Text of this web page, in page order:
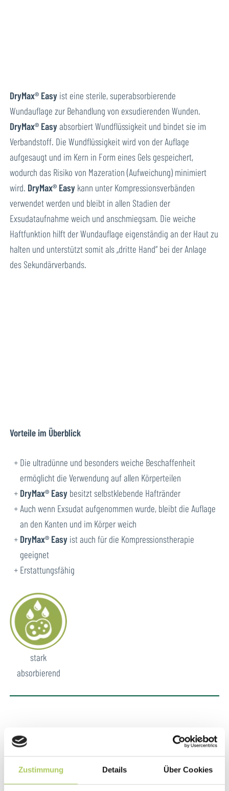
Zustimmung Details Über Cookies
DryMax® Easy ist eine sterile, superabsorbierende
Wundauflage zur Behandlung von exsudierenden Wunden.
DryMax® Easyabsorbiert Wundflüssigkeit und bindet sie im
Verbandstoff. Die Wundflüssigkeit wird von der Auflage
aufgesaugt und im Kern in Form eines Gels gespeichert,
wodurch das Risiko von Mazeration (Aufweichung) minimiert
wird. DryMax® Easy kann unter Kompressionsverbänden
verwendet werden und bleibt in allen Stadien der
Exsudataufnahme weich und anschmiegsam. Die weiche
Haftfunktion hilft der Wundauflage eigenständig an der Haut zu
halten und unterstützt somit als „dritte Hand“ bei der Anlage
des Sekundärverbands.
Vorteile im Überblick
Die ultradünne und besonders weiche Beschaffenheit
ermöglicht die Verwendung auf allen Körperteilen
DryMax® Easy besitzt selbstklebende Haftränder
Auch wenn Exsudat aufgenommen wurde, bleibt die Auflage
an den Kanten und im Körper weich
DryMax® Easy ist auch für die Kompressionstherapie
geeignet
Erstattungsfähig
stark
absorbierend